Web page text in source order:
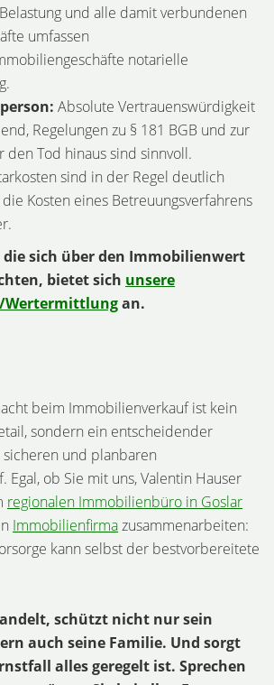
und alle damit verbundenen
umfassen
notarielle
Absolute Vertrauenswürdigkeit
Regelungen zu § 181 BGB und zur
den Tod hinaus sind sinnvoll.
sind in der Regel deutlich
Kosten eines Betreuungsverfahrens
die sich über den Immobilienwert
bietet sich unsere
Wertermittlungan.
beim Immobilienverkauf ist kein
sondern ein entscheidender
und planbaren
Egal, ob Sie mit uns, Valentin Hauser
regionalen Immobilienbüro in Goslar
Immobilienfirmazusammenarbeiten:
kann selbst der bestvorbereitete
schützt nicht nur sein
auch seine Familie. Und sorgt
alles geregelt ist. Sprechen